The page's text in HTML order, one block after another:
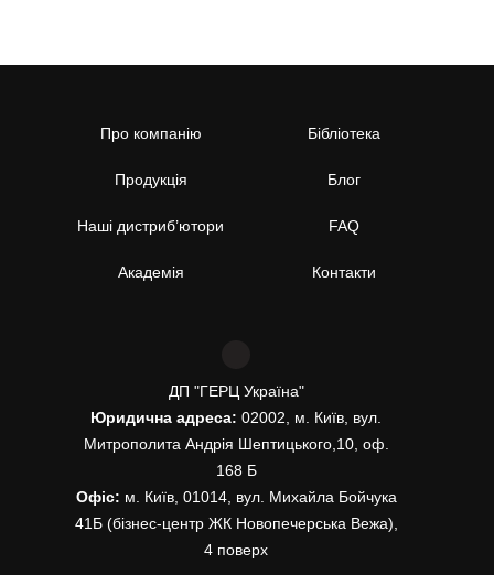
Про компанію
Продукція
Наші дистриб’ютори
Академія
Бібліотека
Блог
FAQ
Контакти
ДП "ГЕРЦ Україна"
Юридична адреса: 02002, м. Київ, вул.
Митрополита Андрія Шептицького,10, оф.
168 Б
Офіс: м. Київ, 01014, вул. Михайла Бойчука
41Б (бізнес-центр ЖК Новопечерська Вежа),
4 поверх